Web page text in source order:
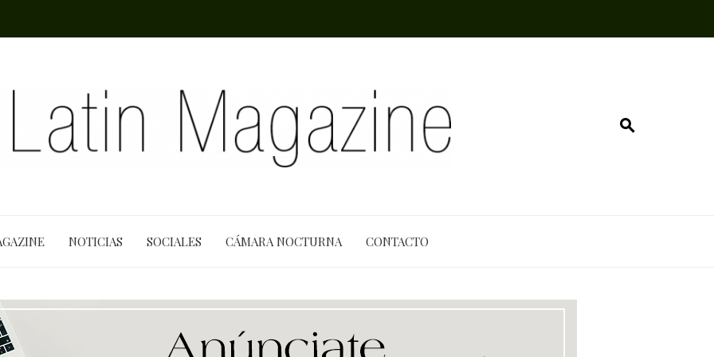
NOTICIAS SOCIALES CÁMARA NOCTURNA CONTACTO